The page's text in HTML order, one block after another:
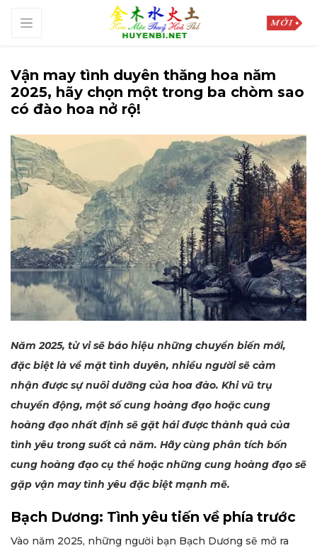
Vận may tình duyên thăng hoa năm
2025, hãy chọn một trong ba chòm sao
có đào hoa nở rộ!
Năm 2025, tử vi sẽ báo hiệu những chuyển biến mới,
đặc biệt là về mặt tình duyên, nhiều người sẽ cảm
nhận được sự nuôi dưỡng của hoa đào. Khi vũ trụ
chuyển động, một số cung hoàng đạo hoặc cung
hoàng đạo nhất định sẽ gặt hái được thành quả của
tình yêu trong suốt cả năm. Hãy cùng phân tích bốn
cung hoàng đạo cụ thể hoặc những cung hoàng đạo sẽ
gặp vận may tình yêu đặc biệt mạnh mẽ.
Bạch Dương: Tình yêu tiến về phía trước
Vào năm 2025, những người bạn Bạch Dương sẽ mở ra